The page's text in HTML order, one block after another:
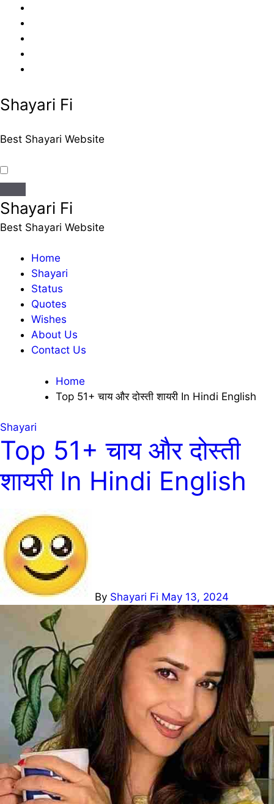
content
Shayari Fi
Best Shayari Website
Shayari Fi
Best Shayari Website
Home
Shayari
Status
Quotes
Wishes
About Us
Contact Us
Home
Top 51+ चाय और दोस्ती शायरी In Hindi English
Shayari
Top 51+ चाय और दोस्ती
शायरी In Hindi English
By Shayari Fi May 13, 2024